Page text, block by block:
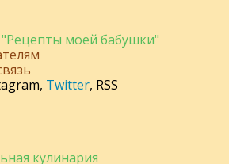
моей бабушки"
, Twitter, RSS
кулинария